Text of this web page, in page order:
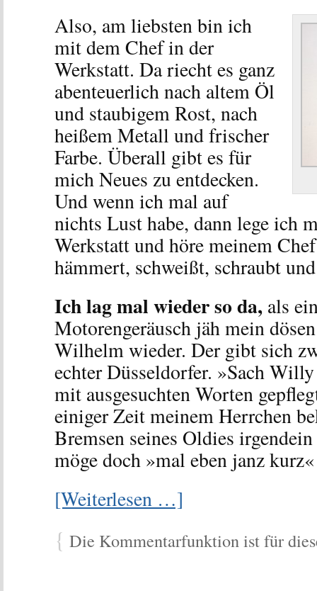
Also, am liebsten bin ich
mit dem Chef in der
Werkstatt. Da riecht es ganz
abenteuerlich nach altem Öl
und staubigem Rost, nach
heißem Metall und frischer
Farbe. Überall gibt es für
mich Neues zu entdecken.
Und wenn ich mal auf
nichts Lust habe, dann lege ich
Werkstatt und höre meinem
hämmert, schweißt, schraubt
Ich lag mal wieder so da, als
Motorengeräusch jäh mein
Wilhelm wieder. Der gibt sich
echter Düsseldorfer. »Sach
mit ausgesuchten Worten
einiger Zeit meinem Herrchen
Bremsen seines Oldies
möge doch »mal eben janz
[Weiterlesen …]
{ Die Kommentarfunktion ist für